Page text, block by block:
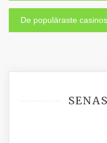
De populäraste